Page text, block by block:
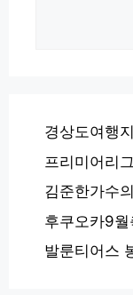
경상도여행
프리미어리
김준한가수
후쿠오카9
발룬티어스